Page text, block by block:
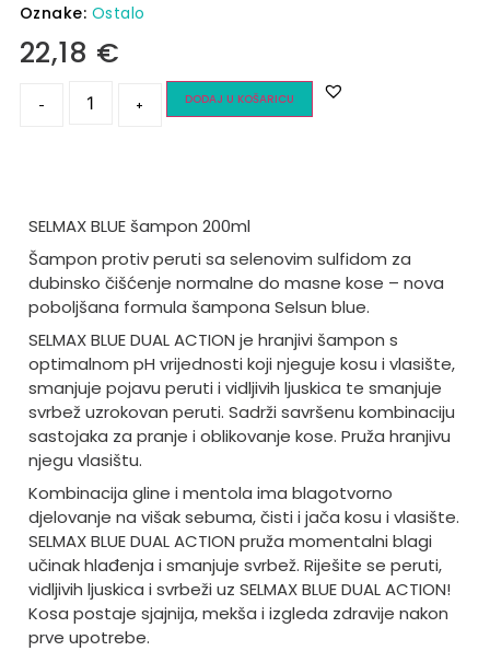
Oznake: Ostalo
22,18 €
- + DODAJ U KOŠARICU
SELMAX BLUE šampon 200ml
Šampon protiv peruti sa selenovim sulfidom za
dubinsko čišćenje normalne do masne kose – nova
poboljšana formula šampona Selsun blue.
SELMAX BLUE DUAL ACTION je hranjivi šampon s
optimalnom pH vrijednosti koji njeguje kosu i vlasište,
smanjuje pojavu peruti i vidljivih ljuskica te smanjuje
svrbež uzrokovan peruti. Sadrži savršenu kombinaciju
sastojaka za pranje i oblikovanje kose. Pruža hranjivu
njegu vlasištu.
Kombinacija gline i mentola ima blagotvorno
djelovanje na višak sebuma, čisti i jača kosu i vlasište.
SELMAX BLUE DUAL ACTION pruža momentalni blagi
učinak hlađenja i smanjuje svrbež. Riješite se peruti,
vidljivih ljuskica i svrbeži uz SELMAX BLUE DUAL ACTION!
Kosa postaje sjajnija, mekša i izgleda zdravije nakon
prve upotrebe.